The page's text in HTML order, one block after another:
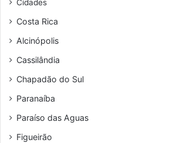
Cidades
Costa Rica
Alcinópolis
Cassilândia
Chapadão do Sul
Paranaíba
Paraíso das Aguas
Figueirão